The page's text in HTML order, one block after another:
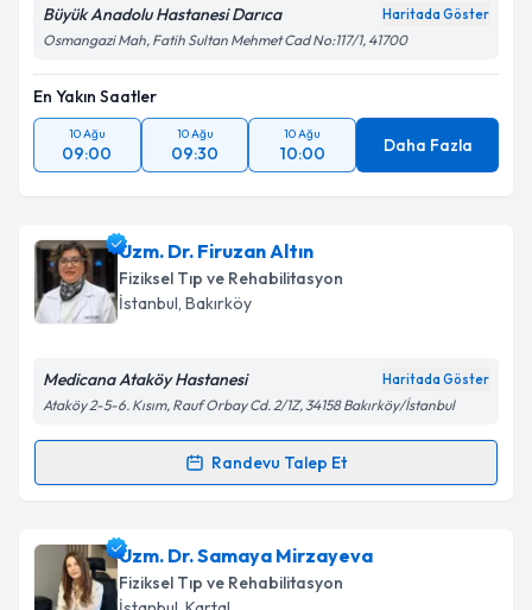
Büyük Anadolu Hastanesi Darıca Haritada Göster
Osmangazi Mah, Fatih Sultan Mehmet Cad No:117/1, 41700
En Yakın Saatler
10 Ağu
09:00
10 Ağu
09:30
10 Ağu
10:00 Daha Fazla
Uzm. Dr. Firuzan Altın
Fiziksel Tıp ve Rehabilitasyon
İstanbul, Bakırköy
Medicana Ataköy Hastanesi Haritada Göster
Ataköy 2-5-6. Kısım, Rauf Orbay Cd. 2/1Z, 34158 Bakırköy/İstanbul
Randevu Talep Et
Randevu Takvimi Talebi
Uzm. Dr. Firuzan Altıniçin randevu takvimi talebi
oluşturun. Size bu uzmandan randevu almanız için bir
takvim hazırlandığında e-posta ile bilgilendireceğiz.
Uzm. Dr. Samaya Mirzayeva
Fiziksel Tıp ve Rehabilitasyon